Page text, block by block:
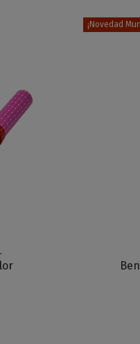
¡Novedad